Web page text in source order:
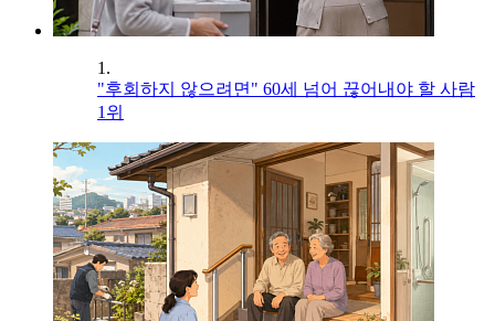
1.
"후회하지 않으려면" 60세 넘어 끊어내야 할 사람
1위